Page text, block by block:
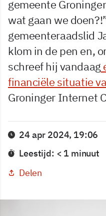
gemeente
wat gaan we
gemeenteraadslid
klom in de pen en,
schreef hij vandaag
financiële situatie
Groninger Internet
24 apr 2024, 19:06
Leestijd: < 1 minuut
Delen